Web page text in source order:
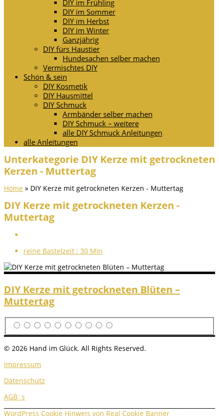
DIY im Frühling
DIY im Sommer
DIY im Herbst
DIY im Winter
Ganzjährig
DIY fürs Haustier
Hundesachen selber machen
Vermischtes DIY
Schön & sein
DIY Kosmetik
DIY Hausmittel
DIY Schmuck
Armbänder selber machen
DIY Schmuck – weitere
alle DIY Schmuck Anleitungen
alle Anleitungen
Unterkategorie DIY Kerze mit getrockneten
Kerzen - Muttertag
Home » DIY Kerze mit getrockneten Kerzen - Muttertag
DIY Kerze mit getrockneten Kerzen -
Muttertag
reine Bastelzeit : 30 Min
DIY Kerze mit getrockneten Blüten –
Muttertag
© 2026 Hand im Glück. All Rights Reserved.
Impressum
Datenschutz
AGB´s
WordPress Cookie Hinweis von Real Cookie Banner